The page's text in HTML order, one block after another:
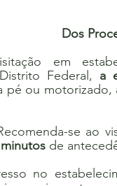
Dos
em
Federal, a
pé ou motorizado,
se ao
de
no